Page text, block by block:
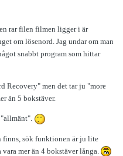
rar filen filmen ligger i är
om lösenord. Jag undar om man
snabbt program som hittar
Recovery" men det tar ju "more
än 5 bokstäver.
"allmänt".
finns, sök funktionen är ju lite
mer än 4 bokstäver långa.